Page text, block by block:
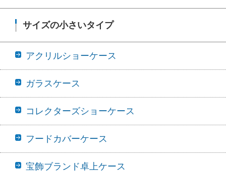
サイズの小さいタイプ
アクリルショーケース
ガラスケース
コレクターズショーケース
フードカバーケース
宝飾ブランド卓上ケース